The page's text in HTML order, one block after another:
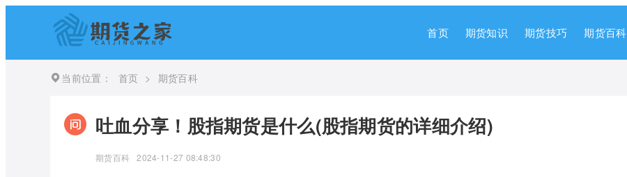
首页 期货知识 期货技巧 期货百科
当前位置： 首页 > 期货百科
吐血分享！股指期货是什么(股指期货的详细介绍)
期货百科 2024-11-27 08:48:30